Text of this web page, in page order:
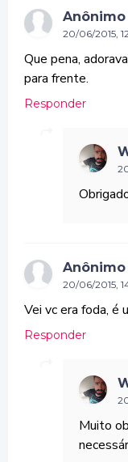
Anônimo
20/06/2015,
Que pena,
para frente.
Responder
Anônimo
20/06/2015,
Vei vc era foda, é
Responder
Muito